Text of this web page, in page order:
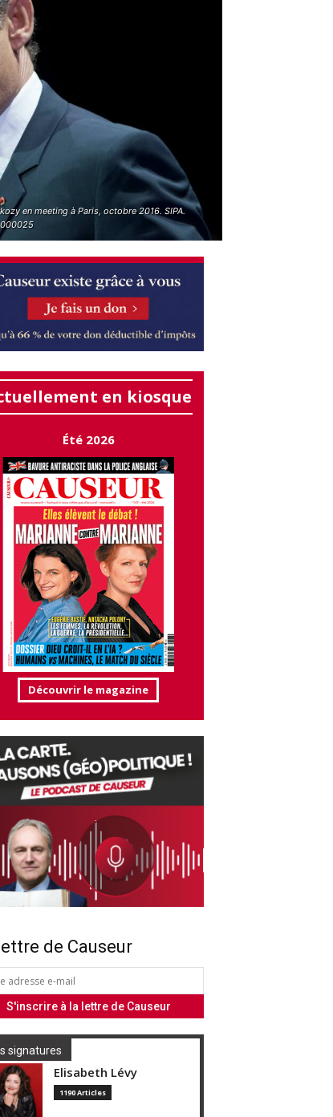
en meeting à Paris, octobre 2016. SIPA.
en kiosque
Été 2026
Découvrir le magazine
de Causeur
signatures
Elisabeth Lévy
1190 Articles